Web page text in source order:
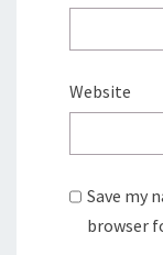
Website
Save my
browser